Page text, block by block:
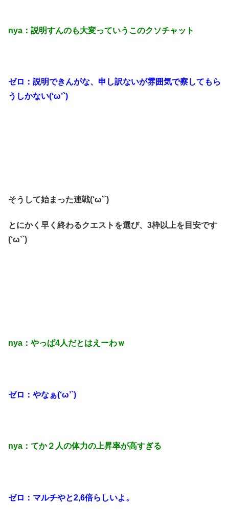
nya：説明すんのも大変っていうこのクソチャット
ゼロ：説明できんがな、申し訳ないが雰囲気で察してもら
うしかない(‘ω’`)
そうして始まった連戦(‘ω’`)
とにかく早く終わるクエストを選び、3枠以上を目安です
(‘ω’`)
nya：やっぱ4人だとはえーわｗ
ゼロ：やなぁ(‘ω’`)
nya：てか２人の体力の上昇率が高すぎる
ゼロ：マルチやと2,6倍らしいよ。